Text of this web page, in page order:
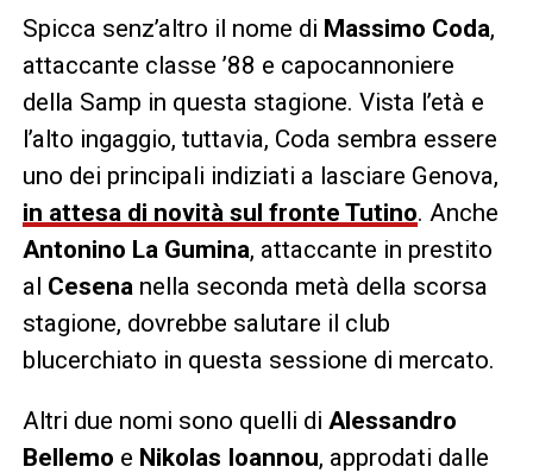
Spicca senz’altro il nome di Massimo Coda,
attaccante classe ’88 e capocannoniere
della Samp in questa stagione. Vista l’età e
l’alto ingaggio, tuttavia, Coda sembra essere
uno dei principali indiziati a lasciare Genova,
in attesa di novità sul fronte Tutino. Anche
Antonino La Gumina, attaccante in prestito
al Cesenanella seconda metà della scorsa
stagione, dovrebbe salutare il club
blucerchiato in questa sessione di mercato.
Altri due nomi sono quelli di Alessandro
Bellemo e Nikolas Ioannou, approdati dalle